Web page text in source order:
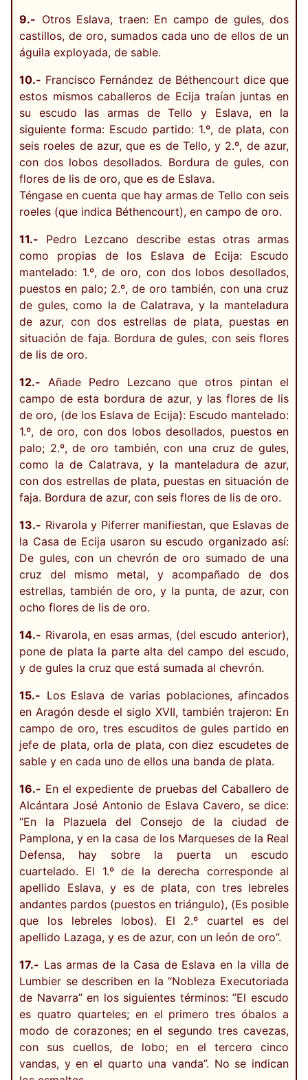
9.- Otros Eslava, traen: En campo de gules, dos
castillos, de oro, sumados cada uno de ellos de un
águila exployada, de sable.
10.- Francisco Fernández de Béthencourt dice que
estos mismos caballeros de Ecija traían juntas en
su escudo las armas de Tello y Eslava, en la
siguiente forma: Escudo partido: 1.º, de plata, con
seis roeles de azur, que es de Tello, y 2.º, de azur,
con dos lobos desollados. Bordura de gules, con
flores de lis de oro, que es de Eslava.
Téngase en cuenta que hay armas de Tello con seis
roeles (que indica Béthencourt), en campo de oro.
11.- Pedro Lezcano describe estas otras armas
como propias de los Eslava de Ecija: Escudo
mantelado: 1.º, de oro, con dos lobos desollados,
puestos en palo; 2.º, de oro también, con una cruz
de gules, como la de Calatrava, y la manteladura
de azur, con dos estrellas de plata, puestas en
situación de faja. Bordura de gules, con seis flores
de lis de oro.
12.- Añade Pedro Lezcano que otros pintan el
campo de esta bordura de azur, y las flores de lis
de oro, (de los Eslava de Ecija): Escudo mantelado:
1.º, de oro, con dos lobos desollados, puestos en
palo; 2.º, de oro también, con una cruz de gules,
como la de Calatrava, y la manteladura de azur,
con dos estrellas de plata, puestas en situación de
faja. Bordura de azur, con seis flores de lis de oro.
13.- Rivarola y Piferrer manifiestan, que Eslavas de
la Casa de Ecija usaron su escudo organizado así:
De gules, con un chevrón de oro sumado de una
cruz del mismo metal, y acompañado de dos
estrellas, también de oro, y la punta, de azur, con
ocho flores de lis de oro.
14.- Rivarola, en esas armas, (del escudo anterior),
pone de plata la parte alta del campo del escudo,
y de gules la cruz que está sumada al chevrón.
15.- Los Eslava de varias poblaciones, afincados
en Aragón desde el siglo XVII, también trajeron: En
campo de oro, tres escuditos de gules partido en
jefe de plata, orla de plata, con diez escudetes de
sable y en cada uno de ellos una banda de plata.
16.- En el expediente de pruebas del Caballero de
Alcántara José Antonio de Eslava Cavero, se dice:
“En la Plazuela del Consejo de la ciudad de
Pamplona, y en la casa de los Marqueses de la Real
Defensa, hay sobre la puerta un escudo
cuartelado. El 1.º de la derecha corresponde al
apellido Eslava, y es de plata, con tres lebreles
andantes pardos (puestos en triángulo), (Es posible
que los lebreles lobos). El 2.º cuartel es del
apellido Lazaga, y es de azur, con un león de oro”.
17.- Las armas de la Casa de Eslava en la villa de
Lumbier se describen en la “Nobleza Executoriada
de Navarra” en los siguientes términos: ”El escudo
es quatro quarteles; en el primero tres óbalos a
modo de corazones; en el segundo tres cavezas,
con sus cuellos, de lobo; en el tercero cinco
vandas, y en el quarto una vanda”. No se indican